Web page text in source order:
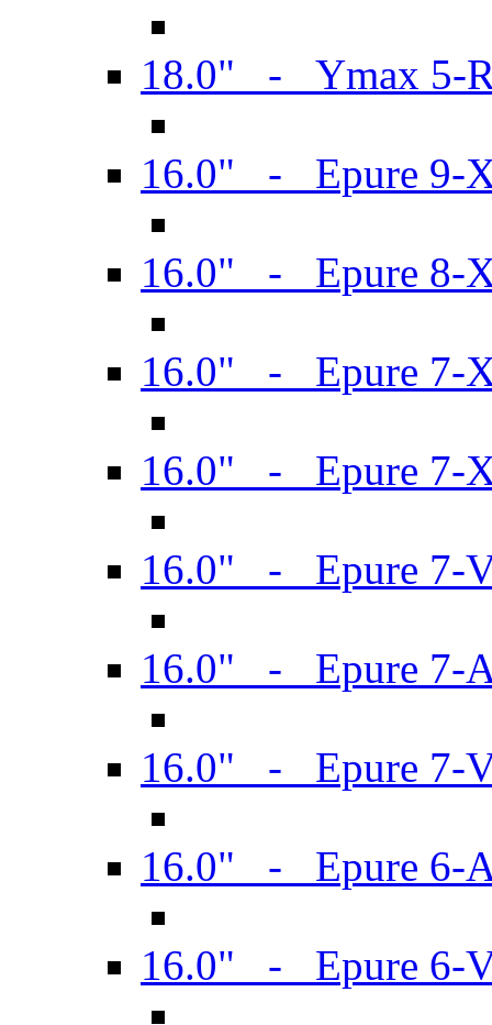
18.0" - Ymax 5-
16.0" - Epure 9-
16.0" - Epure 8-
16.0" - Epure 7-
16.0" - Epure 7-
16.0" - Epure 7-
16.0" - Epure 7-
16.0" - Epure 7-
16.0" - Epure 6-
16.0" - Epure 6-